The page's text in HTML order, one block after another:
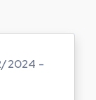
2024 -